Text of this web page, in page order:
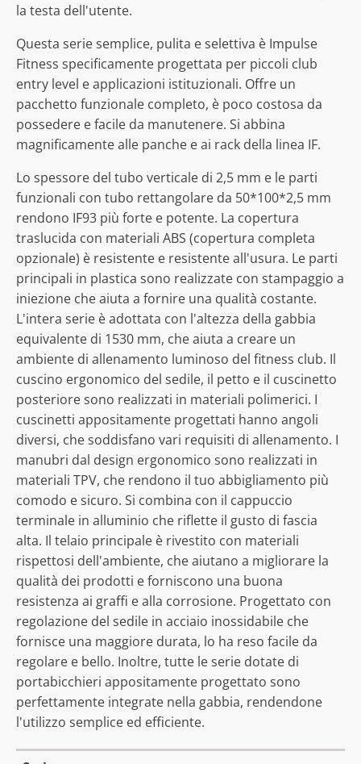
la testa dell'utente.
Questa serie semplice, pulita e selettiva è Impulse
Fitness specificamente progettata per piccoli club
entry level e applicazioni istituzionali. Offre un
pacchetto funzionale completo, è poco costosa da
possedere e facile da manutenere. Si abbina
magnificamente alle panche e ai rack della linea IF.
Lo spessore del tubo verticale di 2,5 mm e le parti
funzionali con tubo rettangolare da 50*100*2,5 mm
rendono IF93 più forte e potente. La copertura
traslucida con materiali ABS (copertura completa
opzionale) è resistente e resistente all'usura. Le parti
principali in plastica sono realizzate con stampaggio a
iniezione che aiuta a fornire una qualità costante.
L'intera serie è adottata con l'altezza della gabbia
equivalente di 1530 mm, che aiuta a creare un
ambiente di allenamento luminoso del fitness club. Il
cuscino ergonomico del sedile, il petto e il cuscinetto
posteriore sono realizzati in materiali polimerici. I
cuscinetti appositamente progettati hanno angoli
diversi, che soddisfano vari requisiti di allenamento. I
manubri dal design ergonomico sono realizzati in
materiali TPV, che rendono il tuo abbigliamento più
comodo e sicuro. Si combina con il cappuccio
terminale in alluminio che riflette il gusto di fascia
alta. Il telaio principale è rivestito con materiali
rispettosi dell'ambiente, che aiutano a migliorare la
qualità dei prodotti e forniscono una buona
resistenza ai graffi e alla corrosione. Progettato con
regolazione del sedile in acciaio inossidabile che
fornisce una maggiore durata, lo ha reso facile da
regolare e bello. Inoltre, tutte le serie dotate di
portabicchieri appositamente progettato sono
perfettamente integrate nella gabbia, rendendone
l'utilizzo semplice ed efficiente.